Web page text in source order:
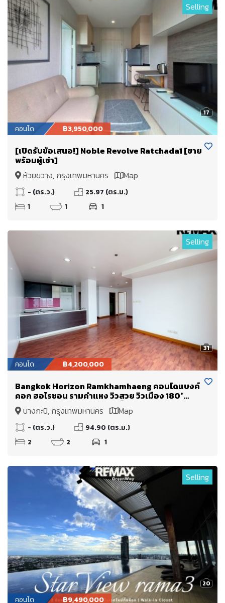
17
Selling
คอนโด ฿3,950,000
[เปิดรับข้อเสนอ!] Noble Revolve Ratchada1 [ขาย
พร้อมผู้เช่า]
ห้วยขวาง, กรุงเทพมหานคร
Map
- (ตร.ว.)
25.97 (ตร.ม.)
1
1 1
31
Selling
คอนโด ฿4,200,000
Bangkok Horizon Ramkhamhaeng คอนโดแบงค์
คอก ฮอไรซอน รามคำแหง วิวสวย วิวเมือง 180°
องศา วิวพาโนรามา ห้องนอนเห็นวิวทุกห้อง
บางกะปิ, กรุงเทพมหานคร Map
- (ตร.ว.)
94.90 (ตร.ม.)
2
2 1
20
Selling
คอนโด ฿9,490,000